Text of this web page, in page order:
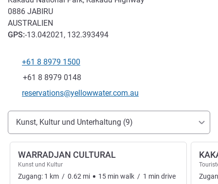
0886 JABIRU
AUSTRALIEN
GPS:-13.042021, 132.393494
+61 8 8979 1500
Fax
+61 8 8979 0148
Kontakt-E-Mail
reservations@yellowwater.com.au
Erreichbarkeit und Anbindung
Kunst, Kultur und Unterhaltung (9)
WARRADJAN CULTURAL
Kunst und Kultur
Zugang: 1 km / 0.62 mi 15 min walk / 1 min drive